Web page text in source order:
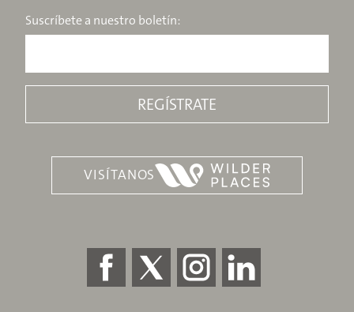
Suscríbete a nuestro boletín:
VISÍTANOS